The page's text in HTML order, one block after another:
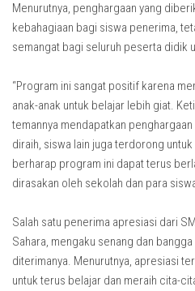
Menurutnya, penghargaan yang
kebahagiaan bagi siswa penerima,
semangat bagi seluruh peserta didik
“Program ini sangat positif karena
anak-anak untuk belajar lebih giat.
temannya mendapatkan
diraih, siswa lain juga terdorong
berharap program ini dapat terus
dirasakan oleh sekolah dan para
Salah satu penerima apresiasi dari
Sahara, mengaku senang dan
diterimanya. Menurutnya, apresiasi
untuk terus belajar dan meraih cita-